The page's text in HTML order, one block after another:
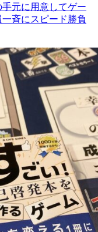
元に用意してゲー
斉にスピード勝負